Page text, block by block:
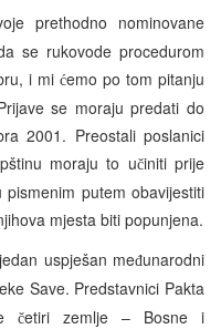
prethodno nominovane
se rukovode procedurom
i mi ćemo po tom pitanju
se moraju predati do
2001. Preostali poslanici
moraju to učiniti prije
putem obavijestiti
mjesta biti popunjena.
uspješan međunarodni
Save. Predstavnici Pakta
četiri zemlje – Bosne i